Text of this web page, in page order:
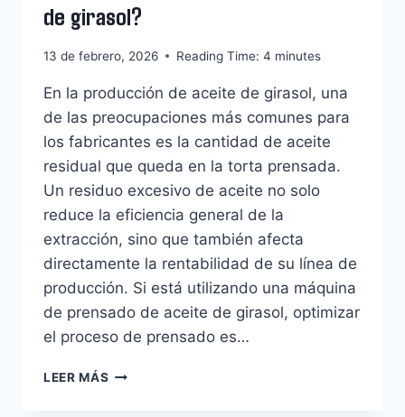
de girasol?
13 de febrero, 2026 Reading Time: 4 minutes
En la producción de aceite de girasol, una
de las preocupaciones más comunes para
los fabricantes es la cantidad de aceite
residual que queda en la torta prensada.
Un residuo excesivo de aceite no solo
reduce la eficiencia general de la
extracción, sino que también afecta
directamente la rentabilidad de su línea de
producción. Si está utilizando una máquina
de prensado de aceite de girasol, optimizar
el proceso de prensado es…
LEER MÁS ¿CÓMO